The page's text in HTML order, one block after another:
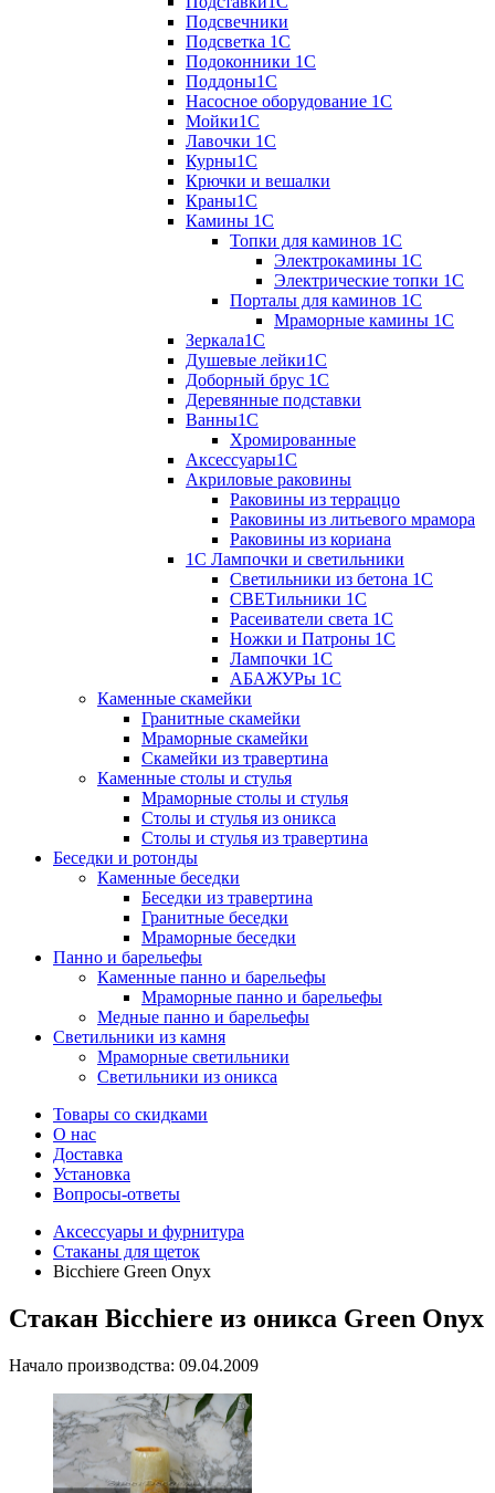
Подсвечники
Подсветка 1С
Подоконники 1С
Поддоны1С
Насосное оборудование 1С
Мойки1С
Лавочки 1С
Курны1С
Крючки и вешалки
Краны1С
Камины 1C
Топки для каминов 1C
Электрокамины 1С
Электрические топки 1C
Порталы для каминов 1С
Мраморные камины 1C
Зеркала1С
Душевые лейки1С
Доборный брус 1С
Деревянные подставки
Ванны1С
Хромированные
Аксессуары1С
Акриловые раковины
Раковины из терраццо
Раковины из литьевого мрамора
Раковины из кориана
1С Лампочки и светильники
Светильники из бетона 1С
СВЕТильники 1С
Расеиватели света 1С
Ножки и Патроны 1С
Лампочки 1С
АБАЖУРы 1С
Каменные скамейки
Гранитные скамейки
Мраморные скамейки
Скамейки из травертина
Каменные столы и стулья
Мраморные столы и стулья
Столы и стулья из оникса
Столы и стулья из травертина
Беседки и ротонды
Каменные беседки
Беседки из травертина
Гранитные беседки
Мраморные беседки
Панно и барельефы
Каменные панно и барельефы
Мраморные панно и барельефы
Медные панно и барельефы
Светильники из камня
Мраморные светильники
Светильники из оникса
Товары со скидками
О нас
Доставка
Установка
Вопросы-ответы
Аксессуары и фурнитура
Стаканы для щеток
Bicchiere Green Onyx
Стакан Bicchiere из оникса Green Onyx
Начало производства: 09.04.2009